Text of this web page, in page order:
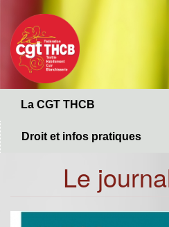
contenu
principal
La CGT THCB
Droit et infos pratiques
Le